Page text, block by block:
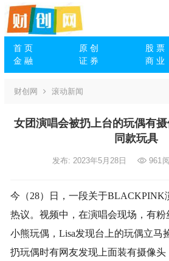
首 页 原 创 股 票
金 融
证 券 商 业
财创网 滚动新闻
女团演唱会被扔上台的玩偶有
同款玩具
发布: 2023年5月28日 961
今（28）日，一段关于BLACKPINK
热议。视频中，在演唱会现场，有
小熊玩偶，Lisa发现台上的玩偶立马
扔玩偶时有网友发现上面装有摄像